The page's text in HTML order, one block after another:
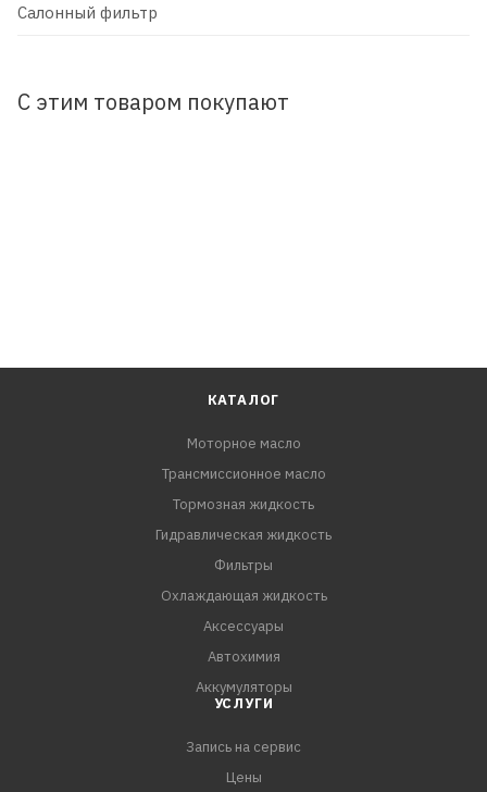
Салонный фильтр
С этим товаром покупают
КАТАЛОГ
Моторное масло
Трансмиссионное масло
Тормозная жидкость
Гидравлическая жидкость
Фильтры
Охлаждающая жидкость
Аксессуары
Автохимия
Аккумуляторы
УСЛУГИ
Запись на сервис
Цены